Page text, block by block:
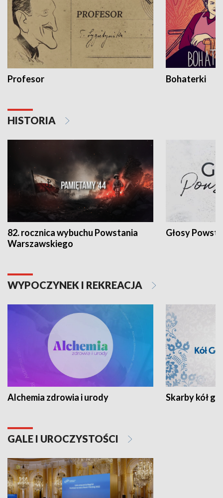
Profesor Bohaterki
HISTORIA
82. rocznica wybuchu Powstania
Warszawskiego
Głosy
WYPOCZYNEK I REKREACJA
Alchemia zdrowia i urody Skarby kół
GALE I UROCZYSTOŚCI